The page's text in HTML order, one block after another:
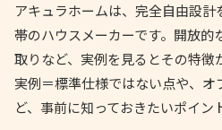
アキュラホームは、完全自由設
帯のハウスメーカーです。開放的
取りなど、実例を見るとその特徴
実例＝標準仕様ではない点や、
ど、事前に知っておきたいポイン